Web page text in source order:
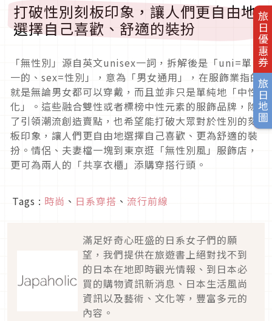
旅日優惠券
旅日地圖
打破性別刻板印象， 讓人們更自由地
選擇自己喜歡、舒適的裝扮
「無性別」源自英文unisex一詞，拆解後是「uni=單
一的 、 sex=性別」，意為「男女通用」， 在服飾業指的
就是無論男女都可以穿戴，而且並非只是單純地「中性
化」。這些融合雙性或者標榜中性元素的服飾品牌， 除
了引領潮流創造賣點，也希望能打破大眾對於性別的刻
板印象， 讓人們更自由地選擇自己喜歡、更為舒適的裝
扮。情侶、 夫妻檔一塊到東京逛「無性別風」服飾店，
更可為兩人的「共享衣櫃」添購穿搭行頭。
Tags : 時尚 、 日系穿搭 、 流行前線
滿足好奇心旺盛的日系女子們的願
望，我們提供在旅遊書上絕對找不到
的日本在地即時觀光情報、到日本必
買的購物資訊新消息、日本生活風尚
資訊以及藝術、文化等，豐富多元的
內容。